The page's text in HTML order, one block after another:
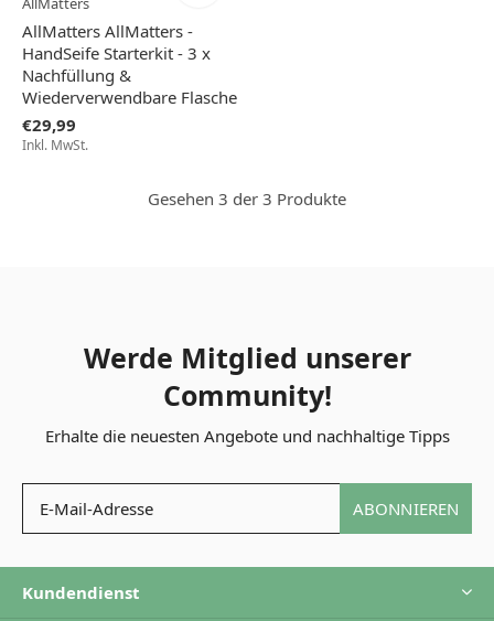
AllMatters AllMatters -
HandSeife Starterkit - 3 x
Nachfüllung &
Wiederverwendbare Flasche
€29,99
Inkl. MwSt.
Gesehen 3 der 3 Produkte
Werde Mitglied unserer
Community!
Erhalte die neuesten Angebote und nachhaltige Tipps
ABONNIEREN
Kundendienst